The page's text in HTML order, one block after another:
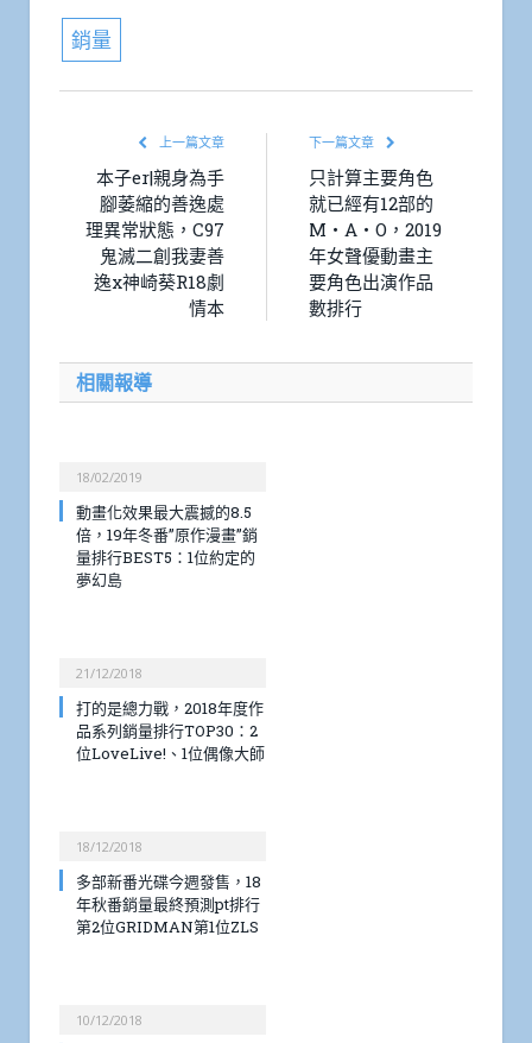
銷量
上一篇文章
本子er|親身為手
腳萎縮的善逸處
理異常狀態，C97
鬼滅二創我妻善
逸x神崎葵R18劇
情本
下一篇文章
只計算主要角色
就已經有12部的
M・A・O，2019
年女聲優動畫主
要角色出演作品
數排行
相關報導
18/02/2019
動畫化效果最大震撼的8.5
倍，19年冬番”原作漫畫”銷
量排行BEST5：1位約定的
夢幻島
21/12/2018
打的是總力戰，2018年度作
品系列銷量排行TOP30：2
位LoveLive!、1位偶像大師
18/12/2018
多部新番光碟今週發售，18
年秋番銷量最終預測pt排行
第2位GRIDMAN第1位ZLS
10/12/2018